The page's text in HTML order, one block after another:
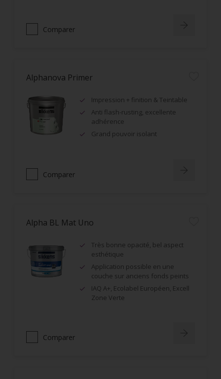
Comparer
Alphanova Primer
Impression + finition & Teintable
Anti flash-rusting, excellente
adhérence
Grand pouvoir isolant
Comparer
Alpha BL Mat Uno
Très bonne opacité, bel aspect
esthétique
Application possible en une
couche sur anciens fonds peints
IAQ A+, Ecolabel Européen, Excell
Zone Verte
Comparer